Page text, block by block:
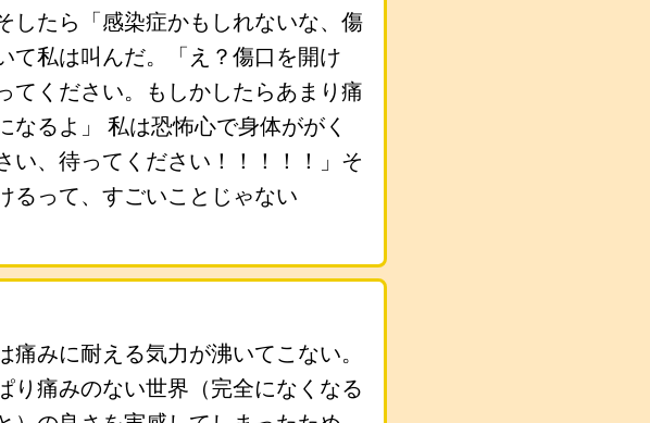
したら「感染症かもしれないな、傷
て私は叫んだ。「え？傷口を開け
てください。もしかしたらあまり痛
なるよ」 私は恐怖心で身体ががく
い、待ってください！！！！！」そ
るって、すごいことじゃない
みに耐える気力が沸いてこない。
り痛みのない世界（完全になくなる